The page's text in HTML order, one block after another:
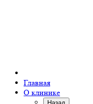
Главная
О клинике